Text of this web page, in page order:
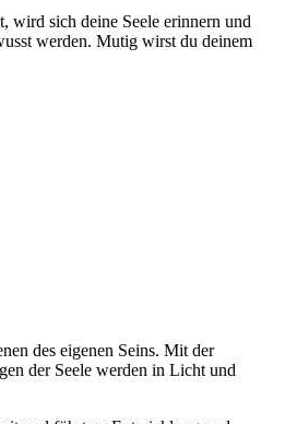
wird sich deine Seele erinnern und
werden. Mutig wirst du deinem
des eigenen Seins. Mit der
der Seele werden in Licht und